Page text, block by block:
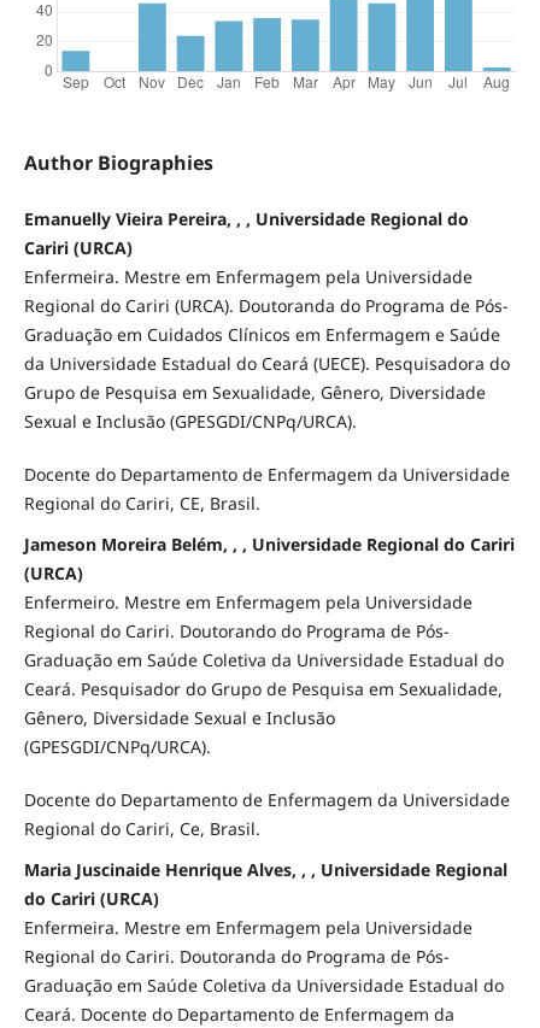
Author Biographies
Emanuelly Vieira Pereira, , , Universidade Regional do
Cariri (URCA)
Enfermeira. Mestre em Enfermagem pela Universidade
Regional do Cariri (URCA). Doutoranda do Programa de Pós-
Graduação em Cuidados Clínicos em Enfermagem e Saúde
da Universidade Estadual do Ceará (UECE). Pesquisadora do
Grupo de Pesquisa em Sexualidade, Gênero, Diversidade
Sexual e Inclusão (GPESGDI/CNPq/URCA).
Docente do Departamento de Enfermagem da Universidade
Regional do Cariri, CE, Brasil.
Jameson Moreira Belém, , , Universidade Regional do Cariri
(URCA)
Enfermeiro. Mestre em Enfermagem pela Universidade
Regional do Cariri. Doutorando do Programa de Pós-
Graduação em Saúde Coletiva da Universidade Estadual do
Ceará. Pesquisador do Grupo de Pesquisa em Sexualidade,
Gênero, Diversidade Sexual e Inclusão
(GPESGDI/CNPq/URCA).
Docente do Departamento de Enfermagem da Universidade
Regional do Cariri, Ce, Brasil.
Maria Juscinaide Henrique Alves, , , Universidade Regional
do Cariri (URCA)
Enfermeira. Mestre em Enfermagem pela Universidade
Regional do Cariri. Doutoranda do Programa de Pós-
Graduação em Saúde Coletiva da Universidade Estadual do
Ceará. Docente do Departamento de Enfermagem da